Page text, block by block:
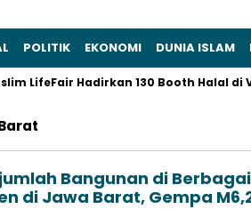
POLITIK EKONOMI DUNIA ISLAM
LifeFair Hadirkan 130 Booth Halal di
Bangunan di
di Jawa Barat, Gempa